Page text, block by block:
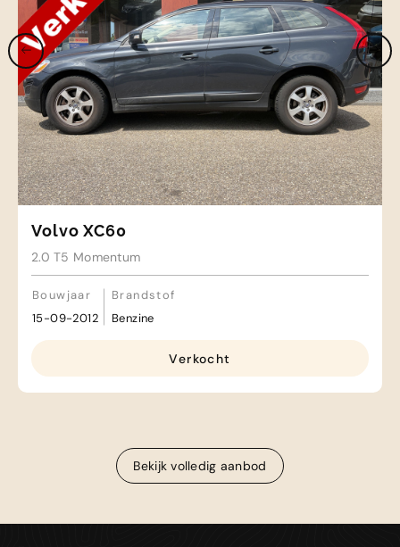
Volvo XC60
2.0 T5 Momentum
Bouwjaar
15-09-2012
Brandstof
Benzine
Verkocht
Bekijk volledig aanbod